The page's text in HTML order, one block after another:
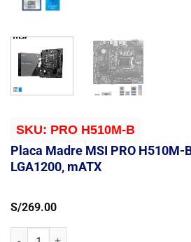
SKU: PRO H510M-B
Placa Madre MSI PRO H510M-
LGA1200, mATX
S/269.00
Placa Madre MSI PRO H510M-B